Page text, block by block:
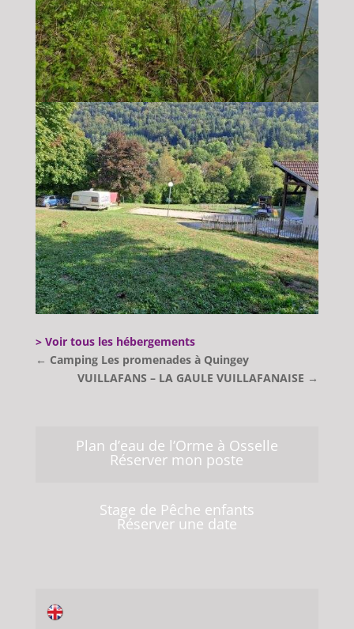
> Voir tous les hébergements
← Camping Les promenades à Quingey
VUILLAFANS – LA GAULE VUILLAFANAISE →
Plan d’eau de l’Orme à Osselle
Réserver mon poste
Stage de Pêche enfants
Réserver une date